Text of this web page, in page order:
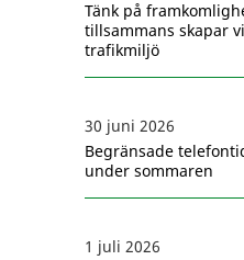
Tänk på
tillsammans skapar
trafikmiljö
30 juni 2026
Begränsade
under sommaren
1 juli 2026